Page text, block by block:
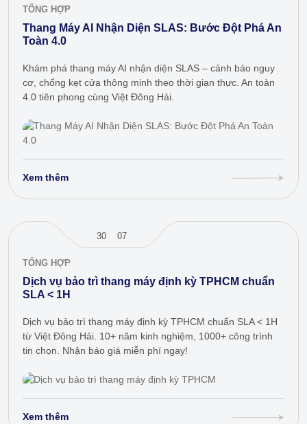
TỔNG HỢP
Thang Máy AI Nhận Diện SLAS: Bước Đột Phá An
Toàn 4.0
Khám phá thang máy AI nhận diện SLAS – cảnh báo nguy
cơ, chống kẹt cửa thông minh theo thời gian thực. An toàn
4.0 tiên phong cùng Việt Đông Hải.
Xem thêm
30 07
TỔNG HỢP
Dịch vụ bảo trì thang máy định kỳ TPHCM chuẩn
SLA < 1H
Dịch vụ bảo trì thang máy định kỳ TPHCM chuẩn SLA < 1H
từ Việt Đông Hải. 10+ năm kinh nghiệm, 1000+ công trình
tin chọn. Nhận báo giá miễn phí ngay!
Xem thêm